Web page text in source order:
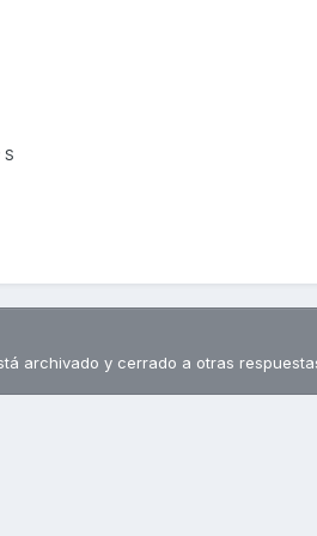
archivado y cerrado a otras